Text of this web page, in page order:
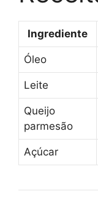
Ingrediente
Óleo
Leite
Queijo
parmesão
Açúcar